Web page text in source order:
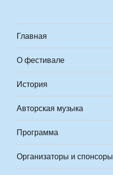
Главная
О фестивале
История
Авторская музыка
Программа
Организаторы и спонсоры